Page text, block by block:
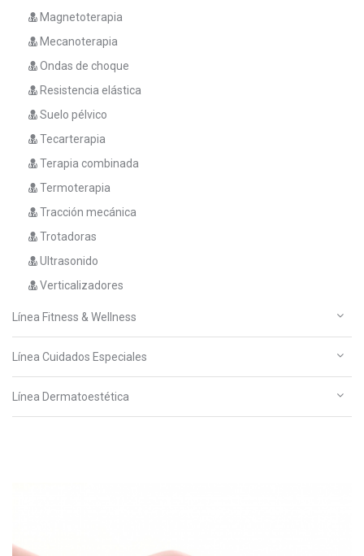
Magnetoterapia
Mecanoterapia
Ondas de choque
Resistencia elástica
Suelo pélvico
Tecarterapia
Terapia combinada
Termoterapia
Tracción mecánica
Trotadoras
Ultrasonido
Verticalizadores
Línea Fitness & Wellness
Línea Cuidados Especiales
Línea Dermatoestética